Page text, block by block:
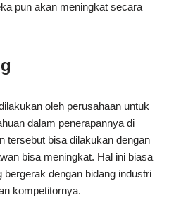
pun akan meningkat secara
oleh perusahaan untuk
dalam penerapannya di
tersebut bisa dilakukan dengan
bisa meningkat. Hal ini biasa
dengan bidang industri
kompetitornya.